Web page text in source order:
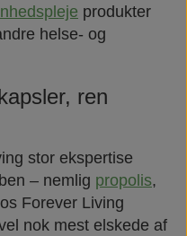
produkter
helse- og
ren
stor ekspertise
– nemlig propolis,
Forever Living
nok mest elskede af